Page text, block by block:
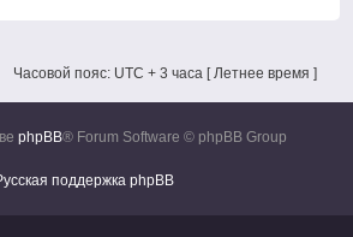
Часовой пояс: UTC + 3 часа [ Летнее время ]
phpBB® Forum Software © phpBB Group
поддержка phpBB